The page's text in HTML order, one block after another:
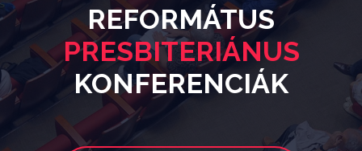
REFORMÁTUS
PRESBITERIÁNUS
KONFERENCIÁK